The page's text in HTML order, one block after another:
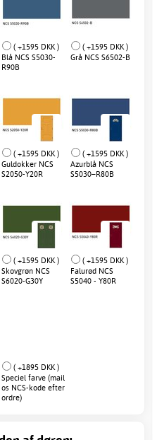
( +1595 DKK )
Blå NCS S5030-
R90B
( +1595 DKK )
Grå NCS S6502-B
( +1595 DKK )
Guldokker NCS
S2050-Y20R
( +1595 DKK )
Azurblå NCS
S5030–R80B
( +1595 DKK )
Skovgrøn NCS
S6020-G30Y
( +1595 DKK )
Falurød NCS
S5040 - Y80R
( +1895 DKK )
Speciel farve (mail
os NCS-kode efter
ordre)